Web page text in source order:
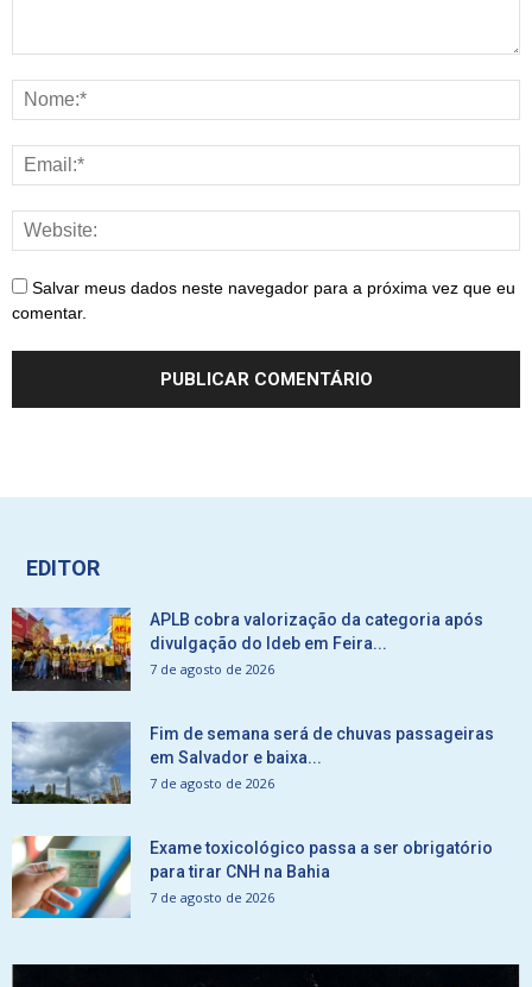
Salvar meus dados neste navegador para a próxima vez que eu
comentar.
EDITOR
APLB cobra valorização da categoria após
divulgação do Ideb em Feira...
7 de agosto de 2026
Fim de semana será de chuvas passageiras
em Salvador e baixa...
7 de agosto de 2026
Exame toxicológico passa a ser obrigatório
para tirar CNH na Bahia
7 de agosto de 2026